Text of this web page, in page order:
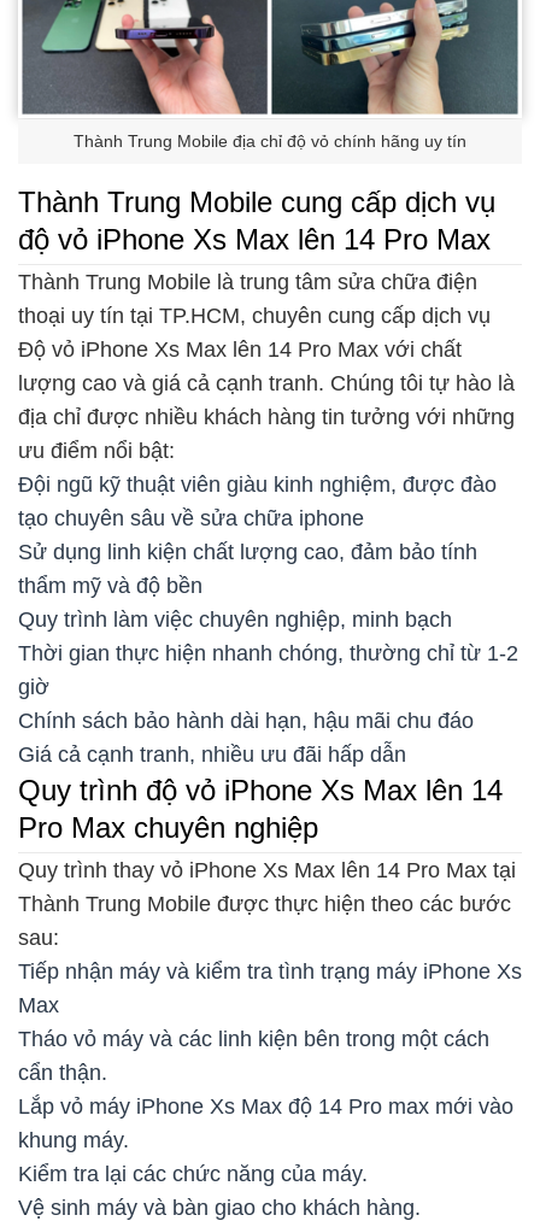
Thành Trung Mobile địa chỉ độ vỏ chính hãng uy tín
Thành Trung Mobile cung cấp dịch vụ
độ vỏ iPhone Xs Max lên 14 Pro Max
Thành Trung Mobile là trung tâm sửa chữa điện
thoại uy tín tại TP.HCM, chuyên cung cấp dịch vụ
Độ vỏ iPhone Xs Max lên 14 Pro Max với chất
lượng cao và giá cả cạnh tranh. Chúng tôi tự hào là
địa chỉ được nhiều khách hàng tin tưởng với những
ưu điểm nổi bật:
Đội ngũ kỹ thuật viên giàu kinh nghiệm, được đào
tạo chuyên sâu về sửa chữa iphone
Sử dụng linh kiện chất lượng cao, đảm bảo tính
thẩm mỹ và độ bền
Quy trình làm việc chuyên nghiệp, minh bạch
Thời gian thực hiện nhanh chóng, thường chỉ từ 1-2
giờ
Chính sách bảo hành dài hạn, hậu mãi chu đáo
Giá cả cạnh tranh, nhiều ưu đãi hấp dẫn
Quy trình độ vỏ iPhone Xs Max lên 14
Pro Max chuyên nghiệp
Quy trình thay vỏ iPhone Xs Max lên 14 Pro Max tại
Thành Trung Mobile được thực hiện theo các bước
sau:
Tiếp nhận máy và kiểm tra tình trạng máy iPhone Xs
Max
Tháo vỏ máy và các linh kiện bên trong một cách
cẩn thận.
Lắp vỏ máy iPhone Xs Max độ 14 Pro max mới vào
khung máy.
Kiểm tra lại các chức năng của máy.
Vệ sinh máy và bàn giao cho khách hàng.